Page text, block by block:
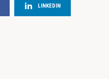
LINKEDIN